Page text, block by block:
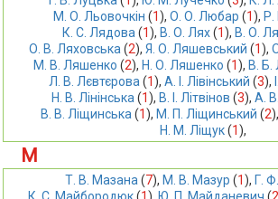
М. О. Льовочкін (1), О. О. Любар (1),
К. С. Лядова (1), В. О. Лях (1), В. О.
О. В. Ляховська (2), Я. О. Ляшевський (1),
М. В. Ляшенко (2), Н. О. Ляшенко (1), В. Б.
Л. В. Лєвтєрова (1), А. І. Лівінський (3),
Н. В. Лінінська (1), В. І. Літвінов (3), А.
В. В. Ліщинська (1), М. П. Ліщинський (2),
Н. М. Ліщук (1),
М
Т. В. Мазана (7), М. В. Мазур (1), Г.